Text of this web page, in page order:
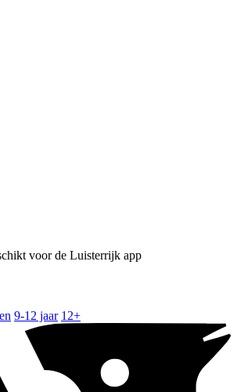
voor de Luisterrijk app
9-12 jaar 12+